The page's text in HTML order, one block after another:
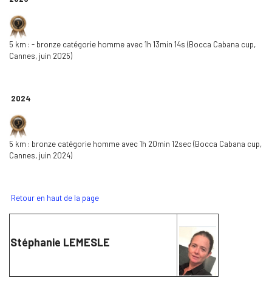
5 km : - bronze catégorie homme avec 1h 13min 14s (Bocca Cabana cup,
Cannes, juin 2025)
2024
5 km : bronze catégorie homme avec 1h 20min 12sec (Bocca Cabana cup,
Cannes, juin 2024)
Retour en haut de la page
Stéphanie LEMESLE